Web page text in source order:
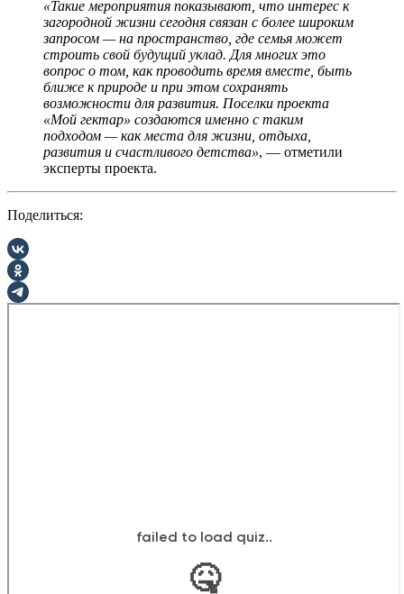
«Такие мероприятия показывают, что интерес к
загородной жизни сегодня связан с более широким
запросом — на пространство, где семья может
строить свой будущий уклад. Для многих это
вопрос о том, как проводить время вместе, быть
ближе к природе и при этом сохранять
возможности для развития. Поселки проекта
«Мой гектар» создаются именно с таким
подходом — как места для жизни, отдыха,
развития и счастливого детства», — отметили
эксперты проекта.
Поделиться: